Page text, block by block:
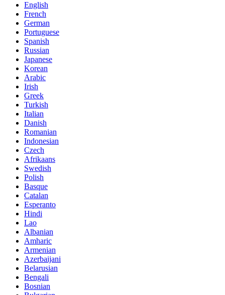
English
French
German
Portuguese
Spanish
Russian
Japanese
Korean
Arabic
Irish
Greek
Turkish
Italian
Danish
Romanian
Indonesian
Czech
Afrikaans
Swedish
Polish
Basque
Catalan
Esperanto
Hindi
Lao
Albanian
Amharic
Armenian
Azerbaijani
Belarusian
Bengali
Bosnian